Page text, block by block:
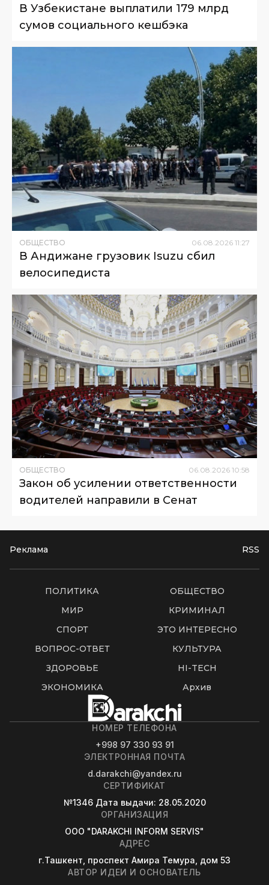
В Узбекистане выплатили 179 млрд
сумов социального кешбэка
ОБЩЕСТВО 06 08 2026 11:27
В Андижане грузовик Isuzu сбил
велосипедиста
ОБЩЕСТВО 06.08.2026 10:58
Закон об усилении ответственности
водителей направили в Сенат
Реклама RSS
ПОЛИТИКА
ОБЩЕСТВО
МИР
КРИМИНАЛ
СПОРТ
ЭТО ИНТЕРЕСНО
ВОПРОС-ОТВЕТ
КУЛЬТУРА
ЗДОРОВЬЕ
HI-TECH
ЭКОНОМИКА
Архив
НОМЕР ТЕЛЕФОНА
+998 97 330 93 91
ЭЛЕКТРОННАЯ ПОЧТА
d.darakchi@yandex.ru
СЕРТИФИКАТ
№1346 Дата выдачи: 28.05.2020
ОРГАНИЗАЦИЯ
OOO "DARAKCHI INFORM SERVIS"
АДРЕС
г.Ташкент, проспект Амира Темура, дом 53
АВТОР ИДЕИ И ОСНОВАТЕЛЬ